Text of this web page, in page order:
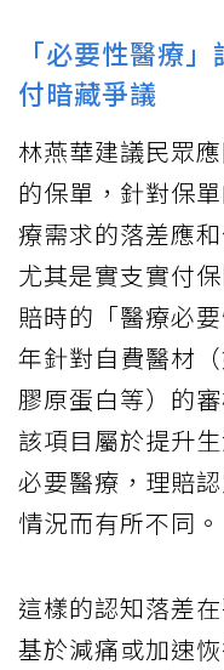
「必要性醫療
付暗藏爭議
林燕華建議民眾
的保單，針對保
療需求的落差應
尤其是實支實付
賠時的「醫療必
年針對自費醫材
膠原蛋白等）的
該項目屬於提升
必要醫療，理賠
情況而有所不同。
這樣的認知落差
基於減痛或加速